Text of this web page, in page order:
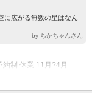
に広がる無数の星はなん
by ちかちゃんさん
制 休業 11月?4月